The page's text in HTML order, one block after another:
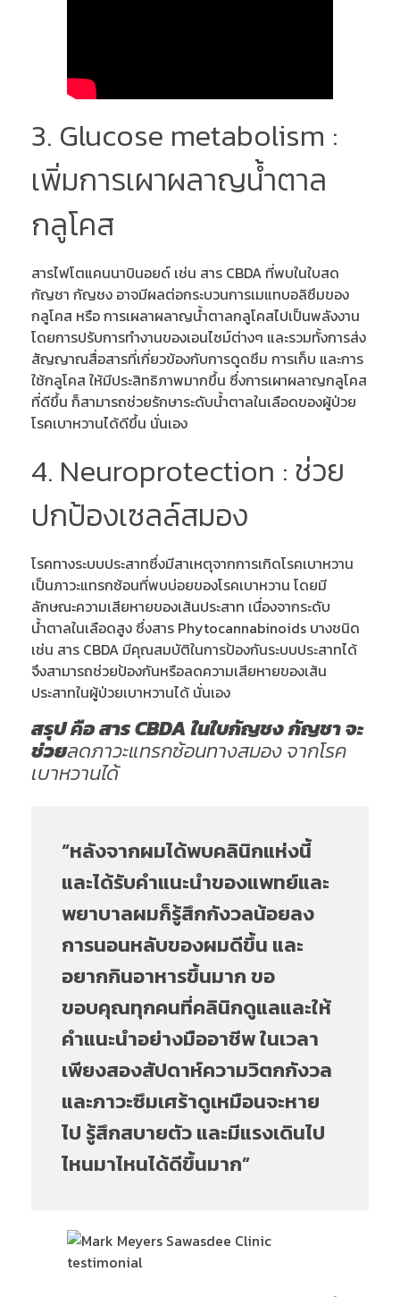
3. Glucose metabolism :
เพิ่มการเผาผลาญน้ำตาล
กลูโคส
สารไฟโตแคนนาบินอยด์ เช่น สาร CBDA ที่พบในใบสด
กัญชา กัญชง อาจมีผลต่อกระบวนการเมแทบอลิซึมของ
กลูโคส หรือ การเผลาผลาญน้ำตาลกลูโคสไปเป็นพลังงาน
โดยการปรับการทำงานของเอนไซม์ต่างๆ และรวมทั้งการส่ง
สัญญาณสื่อสารที่เกี่ยวข้องกับการดูดซึม การเก็บ และการ
ใช้กลูโคส ให้มีประสิทธิภาพมากขึ้น ซึ่งการเผาผลาญกลูโคส
ที่ดีขึ้น ก็สามารถช่วยรักษาระดับน้ำตาลในเลือดของผู้ป่วย
โรคเบาหวานได้ดีขึ้น นั่นเอง
4. Neuroprotection : ช่วย
ปกป้องเซลล์สมอง
โรคทางระบบประสาทซึ่งมีสาเหตุจากการเกิดโรคเบาหวาน
เป็นภาวะแทรกซ้อนที่พบบ่อยของโรคเบาหวาน โดยมี
ลักษณะความเสียหายของเส้นประสาท เนื่องจากระดับ
น้ำตาลในเลือดสูง ซึ่งสาร Phytocannabinoids บางชนิด
เช่น สาร CBDA มีคุณสมบัติในการป้องกันระบบประสาทได้
จึงสามารถช่วยป้องกันหรือลดความเสียหายของเส้น
ประสาทในผู้ป่วยเบาหวานได้ นั่นเอง
สรุป คือ สาร CBDA ในใบกัญชง กัญชา จะ
ช่วยลดภาวะแทรกซ้อนทางสมอง จากโรค
เบาหวานได้
“หลังจากผมได้พบคลินิกแห่งนี้
และได้รับคำแนะนำของแพทย์และ
พยาบาลผมก็รู้สึกกังวลน้อยลง
การนอนหลับของผมดีขึ้น และ
อยากกินอาหารขึ้นมาก ขอ
ขอบคุณทุกคนที่คลินิกดูแลและให้
คำแนะนำอย่างมืออาชีพ ในเวลา
เพียงสองสัปดาห์ความวิตกกังวล
และภาวะซึมเศร้าดูเหมือนจะหาย
ไป รู้สึกสบายตัว และมีแรงเดินไป
ไหนมาไหนได้ดีขึ้นมาก”